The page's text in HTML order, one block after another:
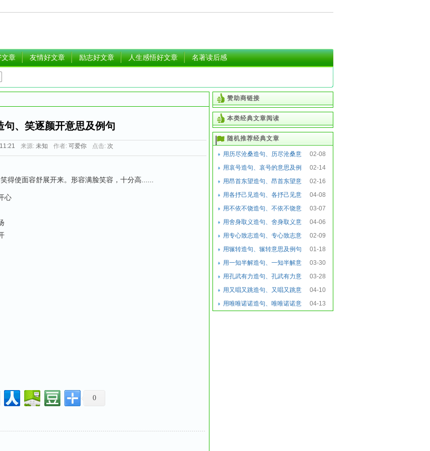
文章 友情好文章 励志好文章 人生感悟好文章 名著读后感
句、笑逐颜开意思及例句
来源: 未知 作者: 可爱你 点击: 次
得使面容舒展开来。形容满脸笑容，十分高......
心
0
赞助商链接
本类经典文章阅读
随机推荐经典文章
02-08
用历尽沧桑造句、历尽沧桑意
思及例句
02-14
用哀号造句、哀号的意思及例
句
02-16
用昂首东望造句、昂首东望意
思及例句
04-08
用各抒己见造句、各抒己见意
思及例句
03-07
用不依不饶造句、不依不饶意
思及例句
04-06
用舍身取义造句、舍身取义意
思及例句
02-09
用专心致志造句、专心致志意
思及例句
01-18
用辗转造句、辗转意思及例句
03-30
用一知半解造句、一知半解意
思及例句
03-28
用孔武有力造句、孔武有力意
思及例句
04-10
用又唱又跳造句、又唱又跳意
思及例句
04-13
用唯唯诺诺造句、唯唯诺诺意